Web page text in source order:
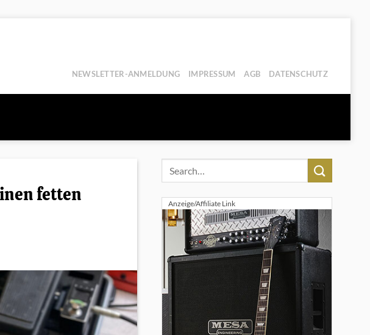
NEWSLETTER-ANMELDUNG IMPRESSUM AGB DATENSCHUTZ
fetten
Anzeige/Affiliate Link